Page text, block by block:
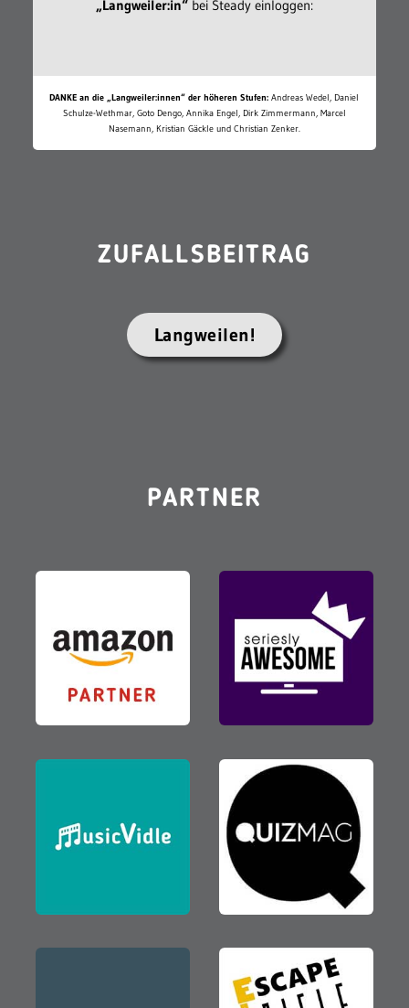
„Langweiler:in“bei Steady einloggen:
DANKE an die „Langweiler:innen“ der höheren Stufen: Andreas Wedel, Daniel
Schulze-Wethmar, Goto Dengo, Annika Engel, Dirk Zimmermann, Marcel
Nasemann, Kristian Gäckle und Christian Zenker.
ZUFALLSBEITRAG
Langweilen!
PARTNER